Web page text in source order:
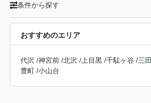
条件から探す
おすすめのエリア
代沢 /神宮前 /北沢 / 上目黒 /千駄ヶ谷 /三田
豊町 /小山台